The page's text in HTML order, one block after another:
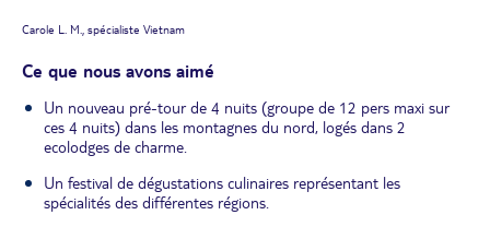
Carole L. M., spécialiste Vietnam
Ce que nous avons aimé
Un nouveau pré-tour de 4 nuits (groupe de 12 pers maxi sur
ces 4 nuits) dans les montagnes du nord, logés dans 2
ecolodges de charme.
Un festival de dégustations culinaires représentant les
spécialités des différentes régions.